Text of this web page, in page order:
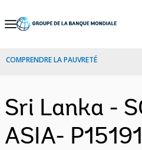
Skip
Navigation
COMPRENDRE LA PAUVRETÉ
Sri Lanka -
ASIA-